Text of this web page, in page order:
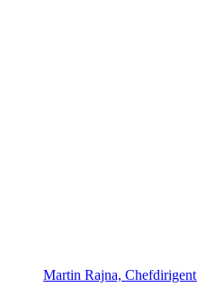
Martin Rajna, Chefdirigent